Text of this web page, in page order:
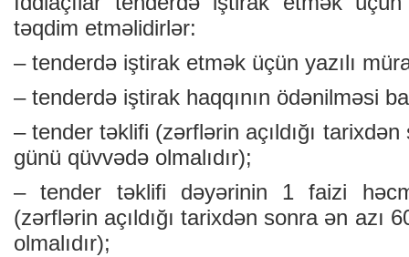
təqdim etməlidirlər:
– tenderdə iştirak etmək üçün yazılı
– tenderdə iştirak haqqının ödənilməsi
– tender təklifi (zərflərin açıldığı
günü qüvvədə olmalıdır);
– tender təklifi dəyərinin 1 faizi
(zərflərin açıldığı tarixdən sonra ən azı
olmalıdır);